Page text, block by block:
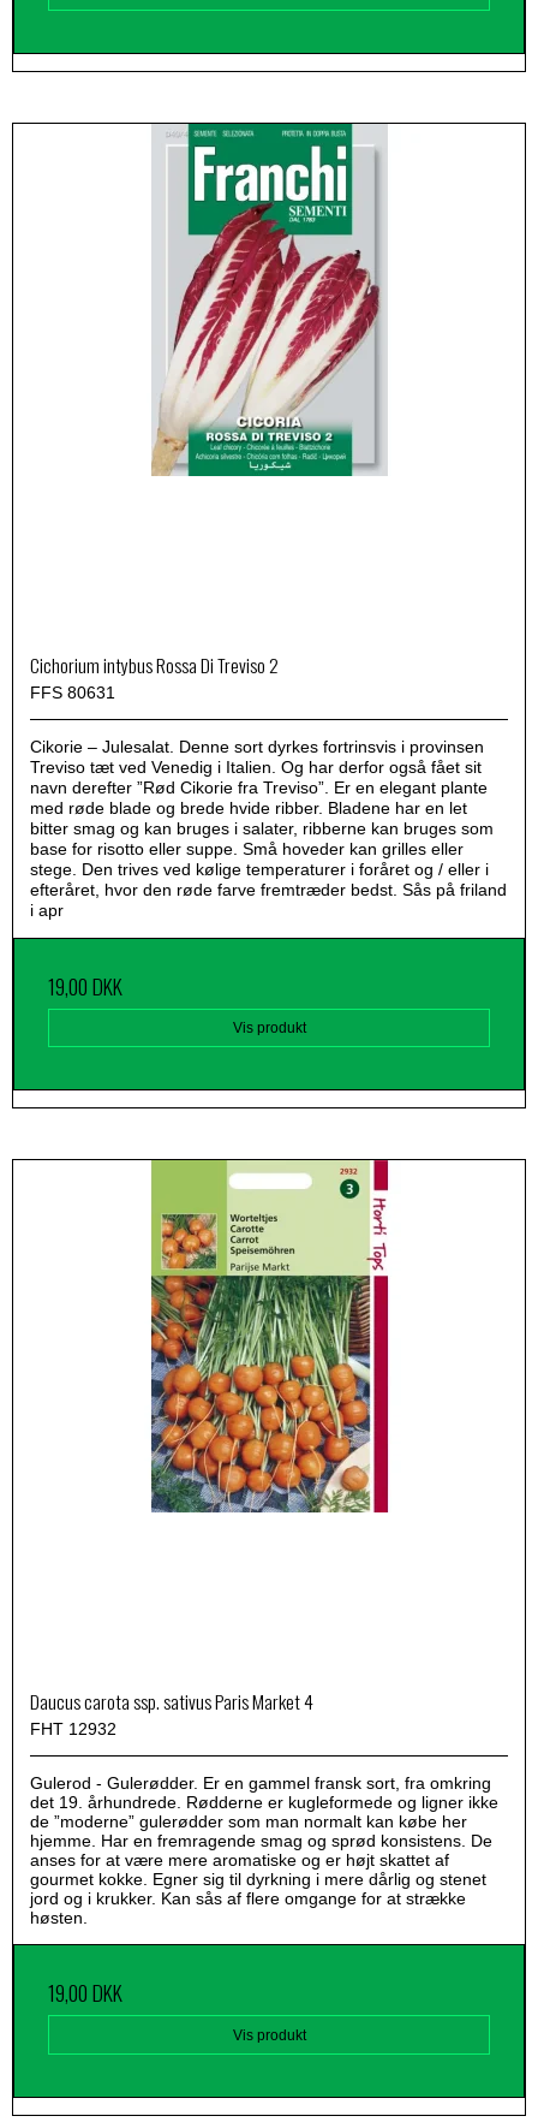
Cichorium intybus Rossa Di Treviso 2
FFS 80631
Cikorie – Julesalat. Denne sort dyrkes fortrinsvis i provinsen
Treviso tæt ved Venedig i Italien. Og har derfor også fået sit
navn derefter ”Rød Cikorie fra Treviso”. Er en elegant plante
med røde blade og brede hvide ribber. Bladene har en let
bitter smag og kan bruges i salater, ribberne kan bruges som
base for risotto eller suppe. Små hoveder kan grilles eller
stege. Den trives ved kølige temperaturer i foråret og / eller i
efteråret, hvor den røde farve fremtræder bedst. Sås på friland
i apr
19,00 DKK
Vis produkt
Daucus carota ssp. sativus Paris Market 4
FHT 12932
Gulerod - Gulerødder. Er en gammel fransk sort, fra omkring
det 19. århundrede. Rødderne er kugleformede og ligner ikke
de ”moderne” gulerødder som man normalt kan købe her
hjemme. Har en fremragende smag og sprød konsistens. De
anses for at være mere aromatiske og er højt skattet af
gourmet kokke. Egner sig til dyrkning i mere dårlig og stenet
jord og i krukker. Kan sås af flere omgange for at strække
høsten.
19,00 DKK
Vis produkt